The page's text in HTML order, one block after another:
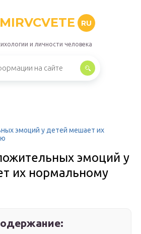
MIRVCVETE RU
и личности человека
эмоций у детей мешает их
эмоций у
их нормальному